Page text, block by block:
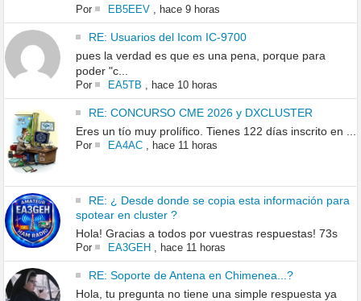
Por EB5EEV, hace 9 horas
RE: Usuarios del Icom IC-9700
pues la verdad es que es una pena, porque para
poder "c...
Por EA5TB hace 10 horas
RE: CONCURSO CME 2026 y DXCLUSTER
Eres un tío muy prolífico. Tienes 122 días inscrito en ...
Por EA4AC, hace 11 horas
RE: ¿ Desde donde se copia esta información para
spotear en cluster ?
Hola! Gracias a todos por vuestras respuestas! 73s
Por EA3GEH, hace 11 horas
RE: Soporte de Antena en Chimenea...?
Hola, tu pregunta no tiene una simple respuesta ya